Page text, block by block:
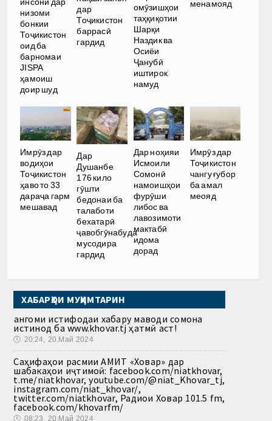
инсонӣ дар
низоми
бонкии
Тоҷикистон
оид ба
барномаи
JISPA
ҳамоиш
доир шуд
дар
Тоҷикистон
баррасӣ
гардид
омӯзишҳои
таҳқиқотии
Шарқи
Наздик ва
Осиёи
Ҷанубӣ
иштирок
намуд
менамояд
Имрӯз дар
водиҳои
Тоҷикистон
ҳаво то 33
дараҷа гарм
мешавад
Дар
Душанбе
176 кило
гӯшти
бедонаи ба
талаботи
бехатарӣ
ҷавобгӯнабуда
мусодира
гардид
Дар ноҳияи
Исмоили
Сомонӣ
намоишҳои
фурӯши
либос ва
лавозимоти
мактабӣ
идома
дорад
Имрӯз дар
Тоҷикистон
чангу ғубор
ба амал
меояд
ХАБАРҲОИ МУҲИМТАРИН
Ҳангоми истифодаи хабару маводи сомона
истинод ба www.khovar.tj ҳатмӣ аст!
🕔 20:24, 20.Май 2024
Саҳифаҳои расмии АМИТ «Ховар» дар
шабакаҳои иҷтимоӣ: facebook.com/niatkhovar,
t.me/niatkhovar, youtube.com/@niat_Khovar_tj,
instagram.com/niat_khovar/,
twitter.com/niatkhovar, Радиои Ховар 101.5 fm,
facebook.com/khovarfm/
🕔 08:23, 20.Май 2024